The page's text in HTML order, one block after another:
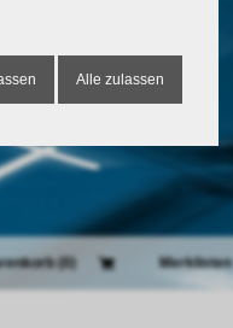
(0 Merklisten
Alle zulassen